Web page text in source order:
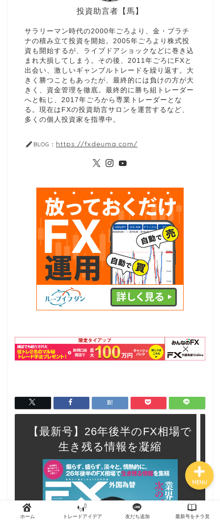
投資助言者【馬】
サラリーマン時代の2000年ごろより、金・プラチ
ナの積み立て投資を開始。2005年ごろより株式投
資も開始するが、ライブドアショックなどに巻き込
まれ大損してしまう。その後、2011年ごろにFXと
出会い、激しいギャンブルトレードを繰り返す。大
きく勝つこともあったが、最終的には負けの方が大
きく、資金管理を徹底。最終的に勝ち組トレーダー
へと転じ、2017年ごろから専業トレーダーとな
る。現在はFXの投資助言サロンを運営するなど、
多くの個人投資家を指導中。
BLOG： https://fxdeuma.com/
【最新号】26年後半のFX相場で
生き残る情報を凝縮
ホーム トレードアイデア 友だち追加 最新号をチラ見
MENU
外国為替 vol.18
トレードアイデア
最新記事（すべての記事）